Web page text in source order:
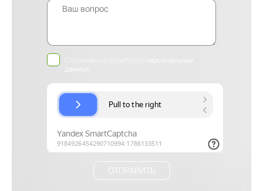
персональных
данных
ОТПРАВИТЬ